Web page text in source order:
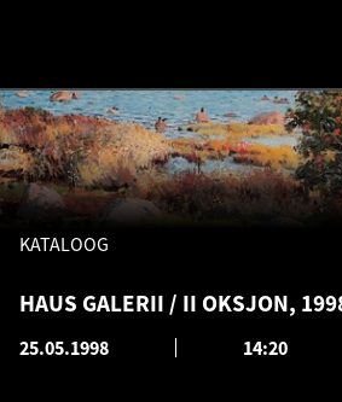
KATALOOG
HAUS GALERII / II OKSJON,
25.05.1998 14:20